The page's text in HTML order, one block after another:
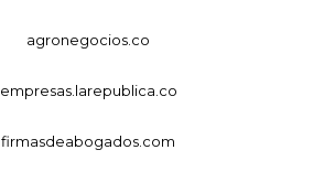
agronegocios.co
empresas.larepublica.co
firmasdeabogados.com